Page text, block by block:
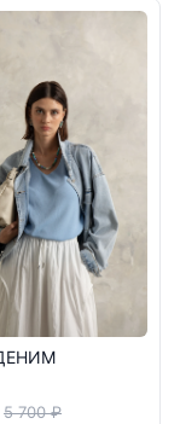
5 700 ₽